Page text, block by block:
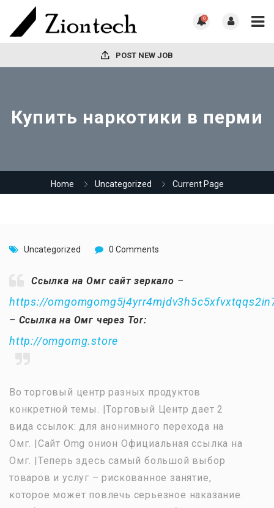
0
POST NEW JOB
Купить наркотики в перми
Home Uncategorized Current Page
Uncategorized 0 Comments
Ссылка на Омг сайт зеркало –
https://
– Ссылка на Омг через Tor:
http://omgomg.store
Во торговый центр разных продуктов
конкретной темы. |Торговый Центр дает 2
вида ссылок: для анонимного перехода на
Омг. |Сайт Omg онион Официальная ссылка на
Омг. |Теперь здесь самый большой выбор
товаров и услуг – рискованное занятие,
которое может повлечь серьезное наказание.